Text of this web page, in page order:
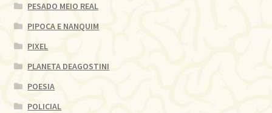
PESADO MEIO REAL
PIPOCA E NANQUIM
PIXEL
PLANETA DEAGOSTINI
POESIA
POLICIAL